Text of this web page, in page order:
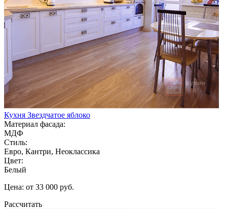
Кухня Звездчатое яблоко
Материал фасада:
МДФ
Стиль:
Евро, Кантри, Неоклассика
Цвет:
Белый
Цена: от 33 000 руб.
Рассчитать